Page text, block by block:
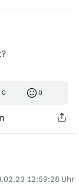
0 0
12:59:28 Uhr